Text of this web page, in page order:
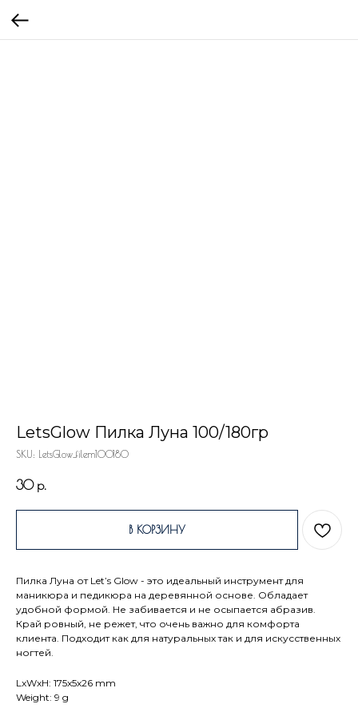
LetsGlow Пилка Луна 100/180гр
SKU: LetsGlow_filem100180
30 р.
В КОРЗИНУ
Пилка Луна от Let’s Glow - это идеальный инструмент для
маникюра и педикюра на деревянной основе. Обладает
удобной формой. Не забивается и не осыпается абразив.
Край ровный, не режет, что очень важно для комфорта
клиента. Подходит как для натуральных так и для искусственных
ногтей.
LxWxH: 175x5x26 mm
Weight: 9 g